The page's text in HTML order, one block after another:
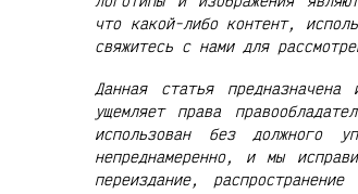
что какой-либо контент,
свяжитесь с нами для
Данная статья
ущемляет права
использован без должного
непреднамеренно, и мы
переиздание,